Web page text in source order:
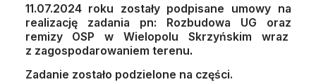
11.07.2024 roku zostały podpisane umowy na
realizację zadania pn: Rozbudowa UG oraz
remizy OSP w Wielopolu Skrzyńskim wraz
z zagospodarowaniem terenu.
Zadanie zostało podzielone na części.